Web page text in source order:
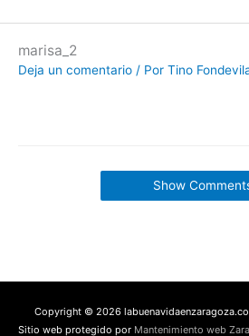
marisa_2
Deja un comentario / Por Tino
Show
Copyright © 2026
Sitio web protegido por Mantenimiento web